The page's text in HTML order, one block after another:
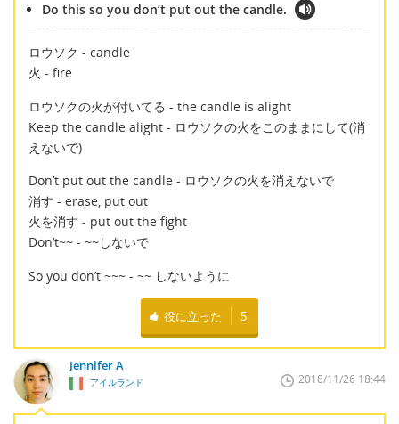
Do this so you don’t put out the candle.
ロウソク - candle
火 - fire
ロウソクの火が付いてる - the candle is alight
Keep the candle alight - ロウソクの火をこのままにして(消
えないで)
Don’t put out the candle - ロウソクの火を消えないで
消す - erase, put out
火を消す - put out the fight
Don’t~~ - ~~しないで
So you don’t ~~~ - ~~ しないように
役に立った 5
Jennifer A
アイルランド 2018/11/26 18:44